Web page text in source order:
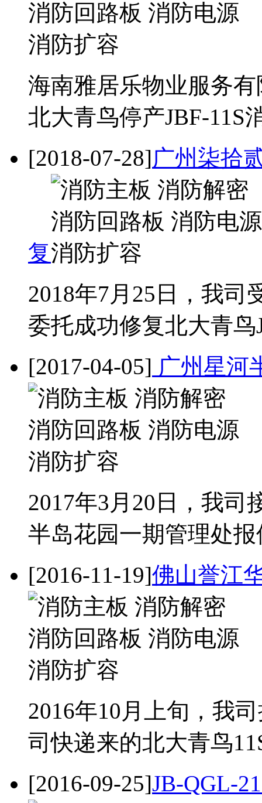
海南雅居乐物业服务
北大青鸟停产JBF-11S
[2018-07-28]广州柒拾
复
2018年7月25日，我司
委托成功修复北大青鸟
[2017-04-05] 广州星河
2017年3月20日，我司
半岛花园一期管理处
[2016-11-19]佛山誉江
2016年10月上旬，我
司快递来的北大青鸟
[2016-09-25]JB-QGL-